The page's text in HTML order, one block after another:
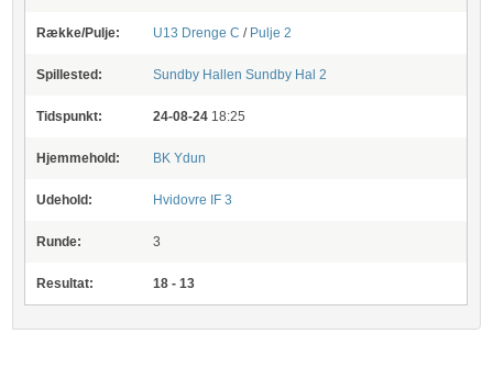
Række/Pulje: U13 Drenge C/ Pulje 2
Spillested: Sundby Hallen Sundby Hal 2
Tidspunkt: 24-08-24 18:25
Hjemmehold: BK Ydun
Udehold: Hvidovre IF 3
Runde: 3
Resultat: 18 - 13